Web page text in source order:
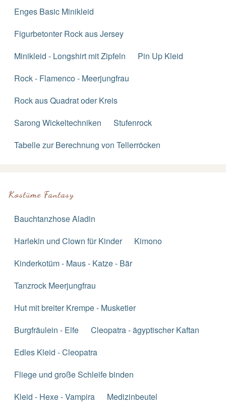
Enges Basic Minikleid
Figurbetonter Rock aus Jersey
Minikleid - Longshirt mit Zipfeln
Pin Up Kleid
Rock - Flamenco - Meerjungfrau
Rock aus Quadrat oder Kreis
Sarong Wickeltechniken
Stufenrock
Tabelle zur Berechnung von Tellerröcken
Kostüme Fantasy
Bauchtanzhose Aladin
Harlekin und Clown für Kinder
Kimono
Kinderkotüm - Maus - Katze - Bär
Tanzrock Meerjungfrau
Hut mit breiter Krempe - Musketier
Burgfräulein - Elfe
Cleopatra - ägyptischer Kaftan
Edles Kleid - Cleopatra
Fliege und große Schleife binden
Kleid - Hexe - Vampira
Medizinbeutel